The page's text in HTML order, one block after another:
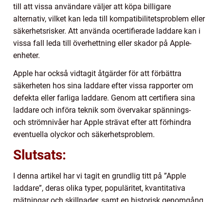
till att vissa användare väljer att köpa billigare
alternativ, vilket kan leda till kompatibilitetsproblem eller
säkerhetsrisker. Att använda ocertifierade laddare kan i
vissa fall leda till överhettning eller skador på Apple-
enheter.
Apple har också vidtagit åtgärder för att förbättra
säkerheten hos sina laddare efter vissa rapporter om
defekta eller farliga laddare. Genom att certifiera sina
laddare och införa teknik som övervakar spännings-
och strömnivåer har Apple strävat efter att förhindra
eventuella olyckor och säkerhetsproblem.
Slutsats:
I denna artikel har vi tagit en grundlig titt på ”Apple
laddare”, deras olika typer, populäritet, kvantitativa